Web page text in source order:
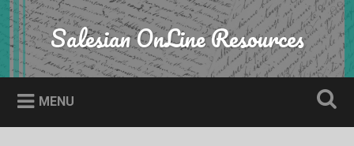
Skip
to
content
Search Salesian OnLine Resources
MENU